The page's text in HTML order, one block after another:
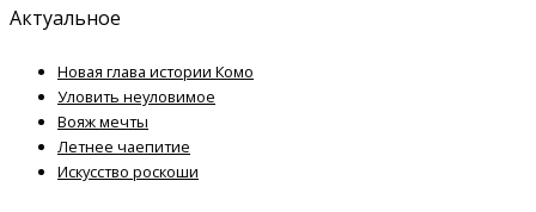
Актуальное
Новая глава истории Комо
Уловить неуловимое
Вояж мечты
Летнее чаепитие
Искусство роскоши